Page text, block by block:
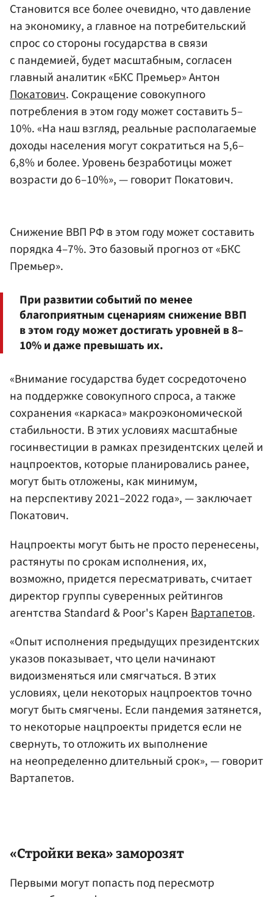
Становится все более очевидно, что давление
на экономику, а главное на потребительский
спрос со стороны государства в связи
с пандемией, будет масштабным, согласен
главный аналитик «БКС Премьер» Антон
Покатович. Сокращение совокупного
потребления в этом году может составить 5–
10%. «На наш взгляд, реальные располагаемые
доходы населения могут сократиться на 5,6–
6,8% и более. Уровень безработицы может
возрасти до 6–10%», — говорит Покатович.
Снижение ВВП РФ в этом году может составить
порядка 4–7%. Это базовый прогноз от «БКС
Премьер».
При развитии событий по менее
благоприятным сценариям снижение ВВП
в этом году может достигать уровней в 8–
10% и даже превышать их.
«Внимание государства будет сосредоточено
на поддержке совокупного спроса, а также
сохранения «каркаса» макроэкономической
стабильности. В этих условиях масштабные
госинвестиции в рамках президентских целей и
нацпроектов, которые планировались ранее,
могут быть отложены, как минимум,
на перспективу 2021–2022 года», — заключает
Покатович.
Нацпроекты могут быть не просто перенесены,
растянуты по срокам исполнения, их,
возможно, придется пересматривать, считает
директор группы суверенных рейтингов
агентства Standard & Poor's Карен Вартапетов.
«Опыт исполнения предыдущих президентских
указов показывает, что цели начинают
видоизменяться или смягчаться. В этих
условиях, цели некоторых нацпроектов точно
могут быть смягчены. Если пандемия затянется,
то некоторые нацпроекты придется если не
свернуть, то отложить их выполнение
на неопределенно длительный срок», — говорит
Вартапетов.
«Стройки века» заморозят
Первыми могут попасть под пересмотр